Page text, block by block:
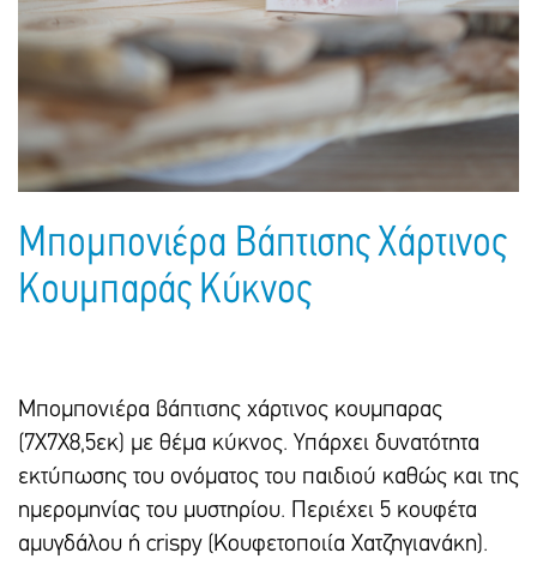
Πακέτα Δώρων
Σακούλες
Τσάντες - Ποδιές - Ομπρέλες
Βιβλία
Παιδικό Πάρτι
Παιδικά Είδη
Ημερολόγια - Ατζέντες
Γραφική Ύλη
Είδη Γραφείου
Τετράδια - Φάκελοι
Μπομπονιέρα Βάπτισης Χάρτινος
Κουμπαράς Κύκνος
Μπομπονιέρα βάπτισης χάρτινος κουμπαρας
(7Χ7Χ8,5εκ) με θέμα κύκνος. Υπάρχει δυνατότητα
εκτύπωσης του ονόματος του παιδιού καθώς και της
ημερομηνίας του μυστηρίου. Περιέχει 5 κουφέτα
αμυγδάλου ή crispy (Κουφετοποιία Χατζηγιανάκη).